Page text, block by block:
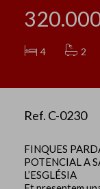
4 2
Ref. C-0230
FINQUES
POTENCIAL A
L’ESGLÉSIA